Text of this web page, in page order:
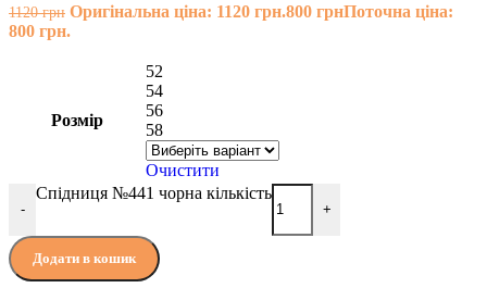
1120грн Оригінальна ціна: 1120 грн.800 грнПоточна ціна:
800 грн.
Розмір
52
54
56
58
Очистити
-
Спідниця №441 чорна кількість
+
Додати в кошик